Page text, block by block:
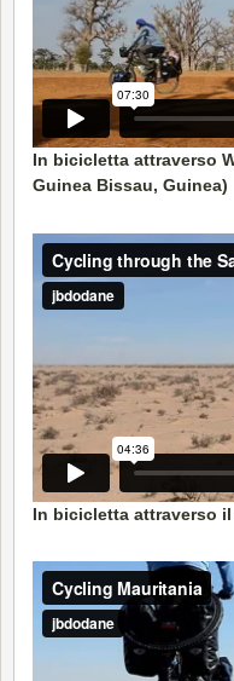
In bicicletta attraverso
Guinea Bissau, Guinea)
In bicicletta attraverso